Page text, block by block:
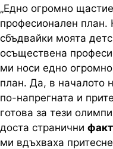
„Едно огромно
професионален план.
сбъдвайки моята
осъществена
ми носи едно
план. Да, в началото
по-напрегната и
готова за тези
доста странични
ми вдъхваха